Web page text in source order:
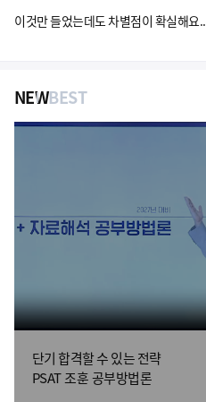
이것만 들었는데도 차별점이 확실해요..
NEWBEST
단기 합격할 수 있는 전략
PSAT 조훈 공부방법론